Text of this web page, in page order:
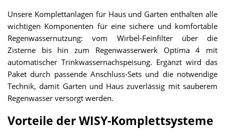
Unsere Komplettanlagen für Haus und Garten enthalten alle
wichtigen Komponenten für eine sichere und komfortable
Regenwassernutzung: vom Wirbel-Feinfilter über die
Zisterne bis hin zum Regenwasserwerk Optima 4 mit
automatischer Trinkwassernachspeisung. Ergänzt wird das
Paket durch passende Anschluss-Sets und die notwendige
Technik, damit Garten und Haus zuverlässig mit sauberem
Regenwasser versorgt werden.
Vorteile der WISY-Komplettsysteme